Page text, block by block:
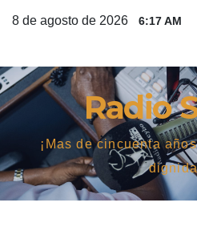
8 de agosto de 2026 6:17 AM
Radio
¡Mas de cincuenta